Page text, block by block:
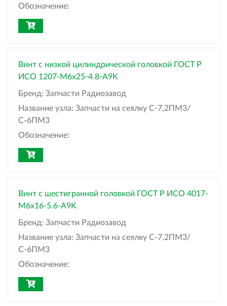
Обозначение:
Винт с низкой цилиндрической головкой ГОСТ Р
ИСО 1207-М6x25-4.8-A9K
Бренд: Запчасти Радиозавод
Название узла: Запчасти на сеялку С-7,2ПМ3/
С-6ПМ3
Обозначение:
Винт с шестигранной головкой ГОСТ Р ИСО 4017-
М6x16-5.6-A9K
Бренд: Запчасти Радиозавод
Название узла: Запчасти на сеялку С-7,2ПМ3/
С-6ПМ3
Обозначение: